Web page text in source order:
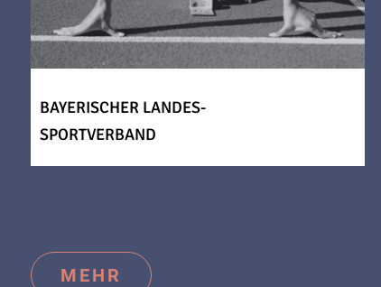
BAYERISCHER LANDES-
SPORTVERBAND
MEHR